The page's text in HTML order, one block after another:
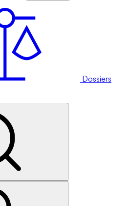
Dossiers